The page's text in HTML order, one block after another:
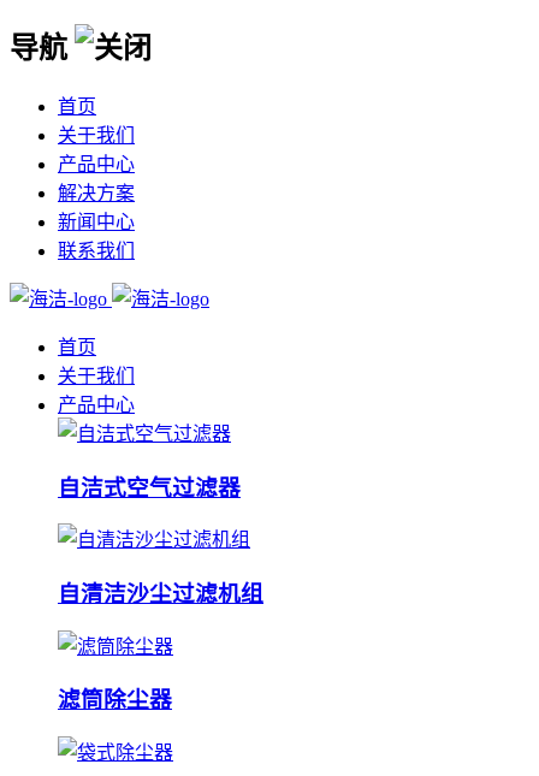
导航
首页
关于我们
产品中心
解决方案
新闻中心
联系我们
首页
关于我们
产品中心
自洁式空气过滤器
自清洁沙尘过滤机组
滤筒除尘器